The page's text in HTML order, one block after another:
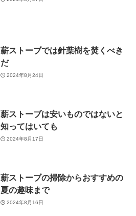
薪ストーブでは針葉樹を焚くべき
だ
2024年8月24日
薪ストーブは安いものではないと
知ってはいても
2024年8月17日
薪ストーブの掃除からおすすめの
夏の趣味まで
2024年8月16日